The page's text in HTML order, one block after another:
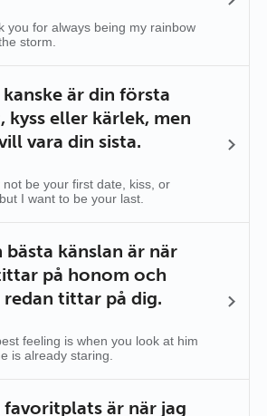
you for always being my rainbow
storm.
är din första
kyss eller kärlek, men
vara din sista.
not be your first date, kiss, or
I want to be your last.
bästa känslan är när
på honom och
redan tittar på dig.
feeling is when you look at him
is already staring.
favoritplats är när jag